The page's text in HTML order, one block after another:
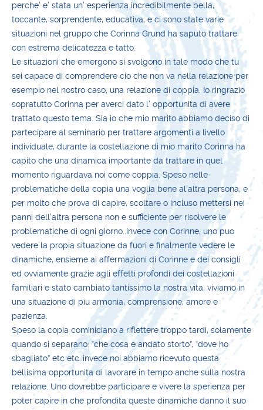
perche’ e’ stata un’ esperienza incredibilmente bella,
toccante, sorprendente, educativa, e ci sono state varie
situazioni nel gruppo che Corinna Grund ha saputo trattare
con estrema delicatezza e tatto.
Le situazioni che emergono si svolgono in tale modo che tu
sei capace di comprendere cio che non va nella relazione per
esempio nel nostro caso, una relazione di coppia. Io ringrazio
sopratutto Corinna per averci dato l’ opportunita di avere
trattato questo tema. Sia io che mio marito abbiamo deciso di
partecipare al seminario per trattare argomenti a livello
individuale, durante la costellazione di mio marito Corinna ha
capito che una dinamica importante da trattare in quel
momento riguardava noi come coppia. Speso nelle
problematiche della copia una voglia bene al’altra persona, e
per molto che prova di capire, scoltare o incluso mettersi nei
panni dell’altra persona non e sufficiente per risolvere le
problematiche di ogni giorno..invece con Corinne, uno puo
vedere la propia situazione da fuori e finalmente vedere le
dinamiche, ensieme ai affermazioni di Corinne e dei consigli
ed ovviamente grazie agli effetti profondi dei costellazioni
familiari e stato cambiato tantissimo la nostra vita, viviamo in
una situazione di piu armonia, comprensione, amore e
pazienza.
Speso la copia cominiciano a riflettere troppo tardi, solamente
quando si separano: “che cosa e andato storto”, “dove ho
sbagliato” etc etc..invece noi abbiamo ricevuto questa
bellisima opportunita di lavorare in tempo anche sulla nostra
relazione. Uno dovrebbe participare e vivere la sperienza per
poter capire in che profondita queste dinamiche danno il suo